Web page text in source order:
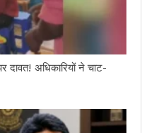
दावत! अधिकारियों ने चाट-